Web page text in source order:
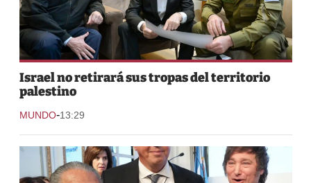
Israel no retirará sus tropas del territorio
palestino
MUNDO-13:29